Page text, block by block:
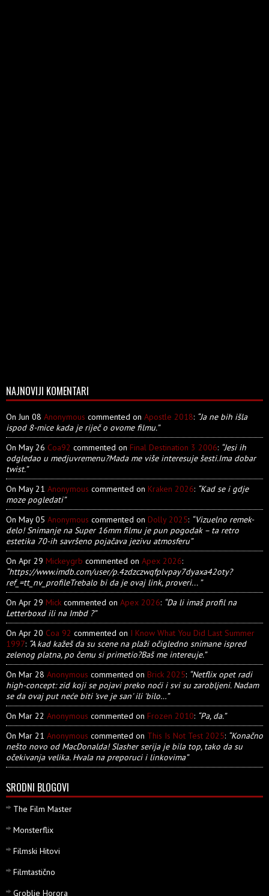
NAJNOVIJI KOMENTARI
On Jun 08 Anonymous commented on Apostle 2018: “Ja ne bih išla
ispod 8-mice kada je riječ o ovome filmu.”
On May 26 Coa92 commented on Final Destination 3 2006: “Jesi ih
odgledao u medjuvremenu?Mada me više interesuje šesti.Ima dobar
twist.”
On May 21 Anonymous commented on Kraken 2026: “Kad se i gdje
moze pogledati”
On May 05 Anonymous commented on Dolly 2025: “Vizuelno remek-
delo! Snimanje na Super 16mm filmu je pun pogodak – ta retro
estetika 70-ih savršeno pojačava jezivu atmosferu”
On Apr 29 Mickeygrb commented on Apex 2026:
“https://www.imdb.com/user/p.4zdzczwqfplvpay7dyaxa42oty?
ref_=tt_nv_profileTrebalo bi da je ovaj link, proveri... ”
On Apr 29 Mick commented on Apex 2026: “Da li imaš profil na
Letterboxd ili na Imbd ?”
On Apr 20 Coa 92 commented on I Know What You Did Last Summer
1997: “A kad kažeš da su scene na plaži očigledno snimane ispred
zelenog platna, po čemu si primetio?Baš me intereuje.”
On Mar 28 Anonymous commented on Brick 2025: “Netflix opet radi
high-concept: zid koji se pojavi preko noći i svi su zarobljeni. Nadam
se da ovaj put neće biti 'sve je san' ili 'bilo…”
On Mar 22 Anonymous commented on Frozen 2010: “Pa, da.”
On Mar 21 Anonymous commented on This Is Not Test 2025: “Konačno
nešto novo od MacDonalda! Slasher serija je bila top, tako da su
očekivanja velika. Hvala na preporuci i linkovima”
SRODNI BLOGOVI
The Film Master
Monsterflix
Filmski Hitovi
Filmtastično
Groblje Horora